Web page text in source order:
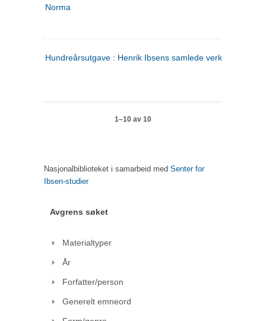
Norma
Hundreårsutgave : Henrik Ibsens samlede verker. 1
1–10 av 10
Nasjonalbiblioteket i samarbeid med Senter for
Ibsen-studier
Avgrens søket
Materialtyper
År
Forfatter/person
Generelt emneord